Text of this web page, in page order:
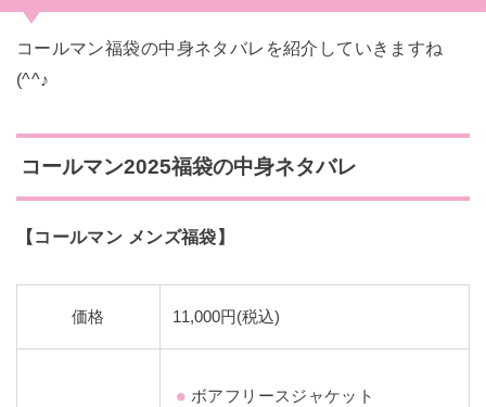
コールマン福袋の中身ネタバレを紹介していきますね
(^^♪
コールマン2025福袋の中身ネタバレ
【コールマン メンズ福袋】
価格 11,000円(税込)
ボアフリースジャケット